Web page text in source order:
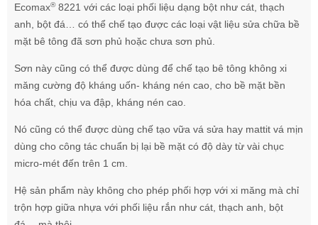
Ecomax®8221 với các loại phối liệu dạng bột như cát, thạch
anh, bột đá… có thể chế tạo được các loại vật liệu sửa chữa bề
mặt bê tông đã sơn phủ hoặc chưa sơn phủ.
Sơn này cũng có thể được dùng để chế tạo bê tông không xi
măng cường độ kháng uốn- kháng nén cao, cho bề mặt bền
hóa chất, chịu va đập, kháng nén cao.
Nó cũng có thể được dùng chế tạo vữa vá sửa hay mattit vá mịn
dùng cho công tác chuẩn bị lại bề mặt có độ dày từ vài chục
micro-mét đến trên 1 cm.
Hệ sản phẩm này không cho phép phối hợp với xi măng mà chỉ
trộn hợp giữa nhựa với phối liệu rắn như cát, thạch anh, bột